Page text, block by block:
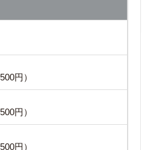
円）
円）
円）